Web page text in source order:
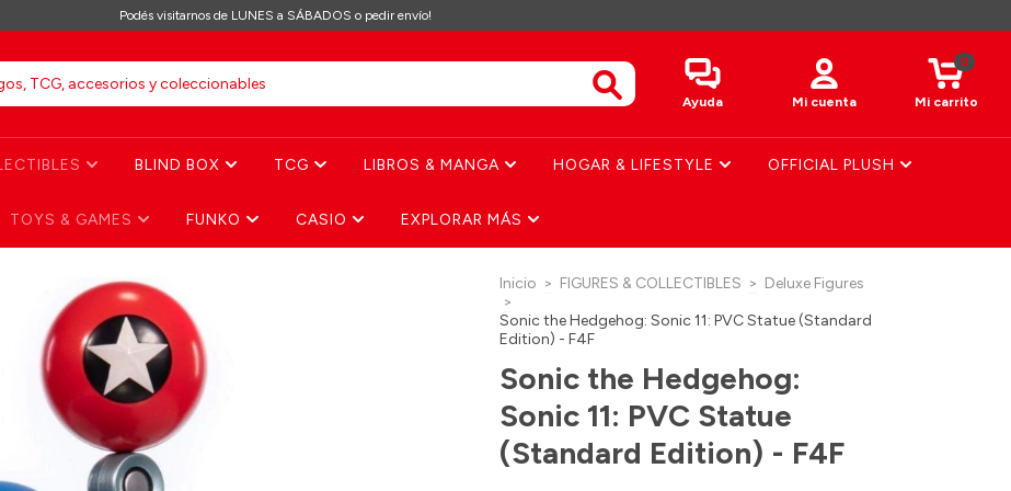
Podés visitarnos de LUNES a SÁBADOS o pedir envío!
Ayuda Mi cuenta Mi carrito
0
BLIND BOX TCG LIBROS & MANGA HOGAR & LIFESTYLE OFFICIAL PLUSH
TOYS & GAMES FUNKO CASIO EXPLORAR MÁS
Inicio > FIGURES & COLLECTIBLES > Deluxe Figures
>
Sonic the Hedgehog: Sonic 11: PVC Statue (Standard
Edition) - F4F
Sonic the Hedgehog:
Sonic 11: PVC Statue
(Standard Edition) - F4F